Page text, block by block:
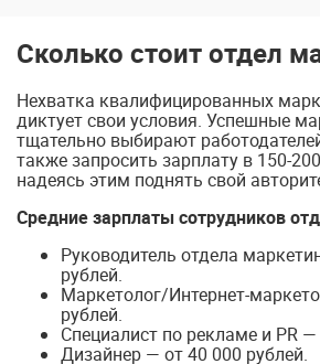
Сколько стоит отдел
Нехватка квалифицированных
диктует свои условия. Успешные
тщательно выбирают
также запросить зарплату в 150-
надеясь этим поднять свой
Средние зарплаты сотрудников
Руководитель отдела
рублей.
Маркетолог/Интернет-
рублей.
Специалист по рекламе и PR
Дизайнер — от 40 000 рублей.